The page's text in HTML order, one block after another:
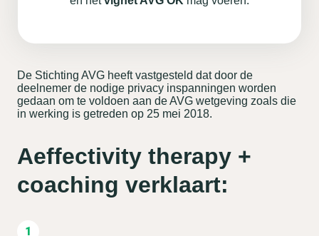
De Stichting AVG heeft vastgesteld dat door de
deelnemer de nodige privacy inspanningen worden
gedaan om te voldoen aan de AVG wetgeving zoals die
in werking is getreden op 25 mei 2018.
Aeffectivity therapy +
coaching verklaart: